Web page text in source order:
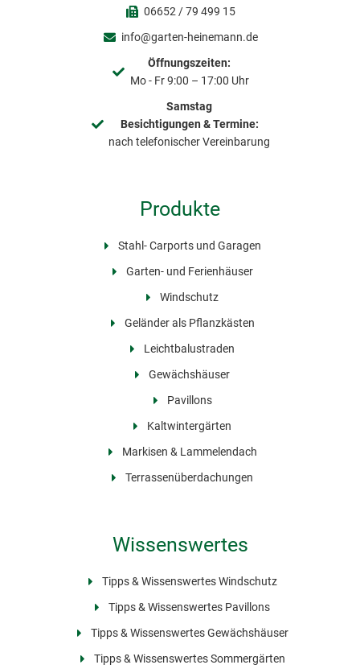
06652 / 79 499 15
info@garten-heinemann.de
Öffnungszeiten:
Mo - Fr 9:00 – 17:00 Uhr
Samstag
Besichtigungen & Termine:
nach telefonischer Vereinbarung
Produkte
Stahl- Carports und Garagen
Garten- und Ferienhäuser
Windschutz
Geländer als Pflanzkästen
Leichtbalustraden
Gewächshäuser
Pavillons
Kaltwintergärten
Markisen & Lammelendach
Terrassenüberdachungen
Wissenswertes
Tipps & Wissenswertes Windschutz
Tipps & Wissenswertes Pavillons
Tipps & Wissenswertes Gewächshäuser
Tipps & Wissenswertes Sommergärten